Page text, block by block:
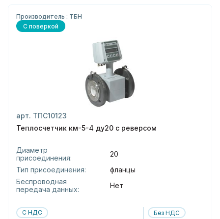
Производитель : ТБН
С поверкой
арт. ТПС10123
Теплосчетчик км-5-4 ду20 с реверсом
Диаметр
присоединения:
20
Тип присоединения:
фланцы
Беспроводная
передача данных:
Нет
С НДС Без НДС